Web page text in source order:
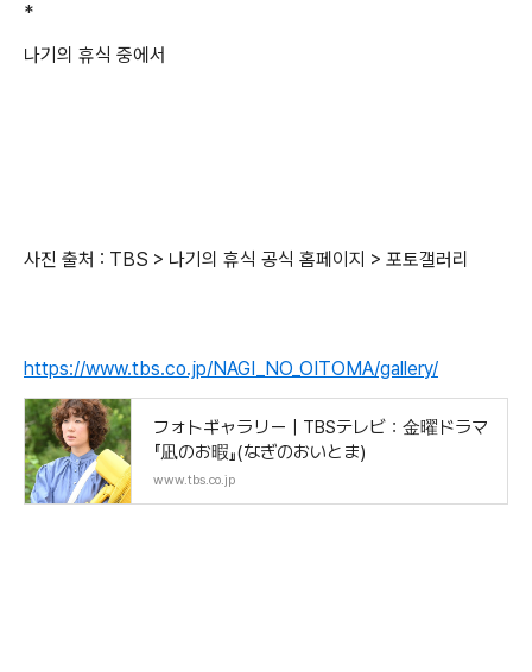
*
나기의 휴식 중에서
사진 출처 : TBS > 나기의 휴식 공식 홈페이지 > 포토갤러리
https://www.tbs.co.jp/NAGI_NO_OITOMA/gallery/
フォトギャラリー｜TBSテレビ：金曜ドラマ
『凪のお暇』(なぎのおいとま)
www.tbs.co.jp